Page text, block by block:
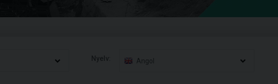
Nyelv: Angol